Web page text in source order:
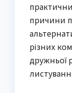
причини
різних
дружньої